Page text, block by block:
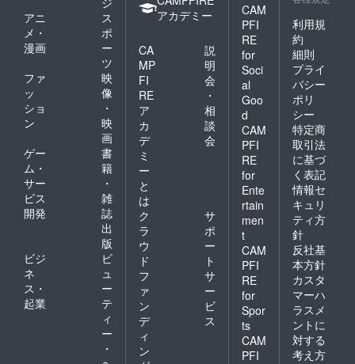
アニ
メ・
漫画
ス
ポ
ー
ツ
ファ
ッ
ショ
ン
映
像
・
映
画
ゲー
ム・
サー
ビス
開発
書
籍
・
雑
誌
出
版
ビジ
ネ
ス・
起業
ビ
ュ
ー
テ
ィ
ー
・
アカデミー
CA
MP
FI
RE
ア
カ
デ
ミ
ー
と
は
説
明
会
・
相
談
会
ク
ラ
ウ
ド
フ
ァ
ン
デ
ィ
ン
サ
ポ
ー
ト
サ
ー
ビ
ス
CAM
PFI
RE
for
Soci
al
Goo
d
CAM
PFI
RE
for
Ente
rtain
men
t
CAM
PFI
RE
for
Spor
ts
CAM
PFI
利用規
約
細則
プライ
バシー
ポリ
シー
特定商
取引法
に基づ
く表記
情報セ
キュリ
ティ方
針
反社基
本方針
カスタ
マーハ
ラスメ
ントに
対する
考え方